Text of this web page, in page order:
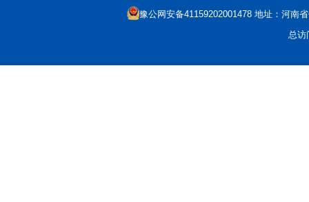
豫公网安备41159202001478 地址：河南
总访